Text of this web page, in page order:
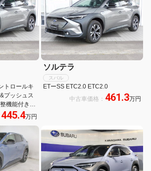
トロールキ
プッシュス
機能付きオ
手席シート
445.4万円
ソルテラ
スバル
ETーSS ETC2.0 ETC2.0
中古車価格： 461.3万円